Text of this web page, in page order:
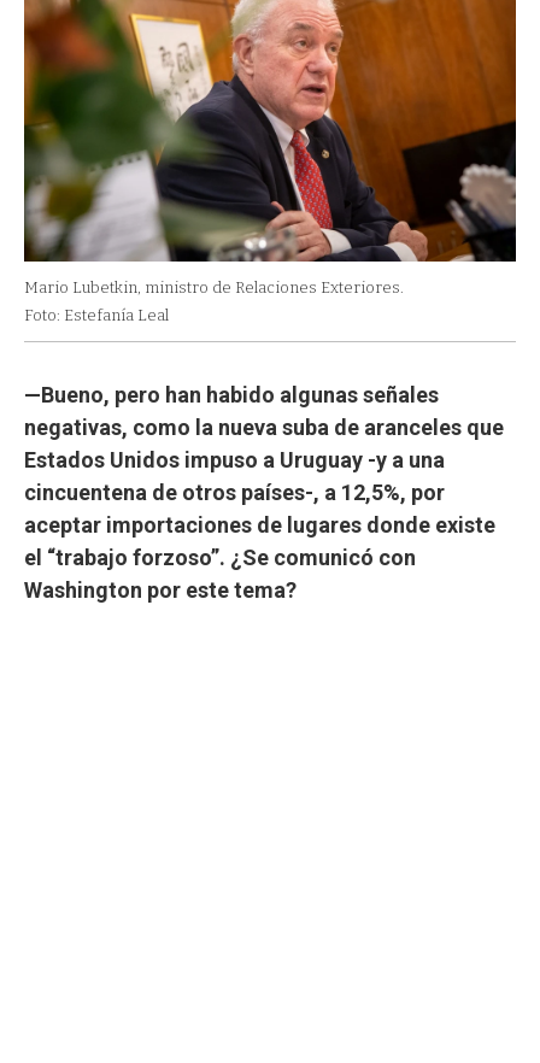
Mario Lubetkin, ministro de Relaciones Exteriores.
Foto: Estefanía Leal
—Bueno, pero han habido algunas señales
negativas, como la nueva suba de aranceles que
Estados Unidos impuso a Uruguay -y a una
cincuentena de otros países-, a 12,5%, por
aceptar importaciones de lugares donde existe
el “trabajo forzoso”. ¿Se comunicó con
Washington por este tema?